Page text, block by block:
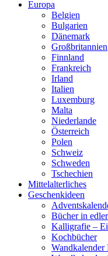
Europa
Belgien
Bulgarien
Dänemark
Großbritannien
Finnland
Frankreich
Irland
Italien
Luxemburg
Malta
Niederlande
Österreich
Polen
Schweiz
Schweden
Tschechien
Mittelalterliches
Geschenkideen
Bücher in
Kalligrafie –
Kochbücher
Wandkalender